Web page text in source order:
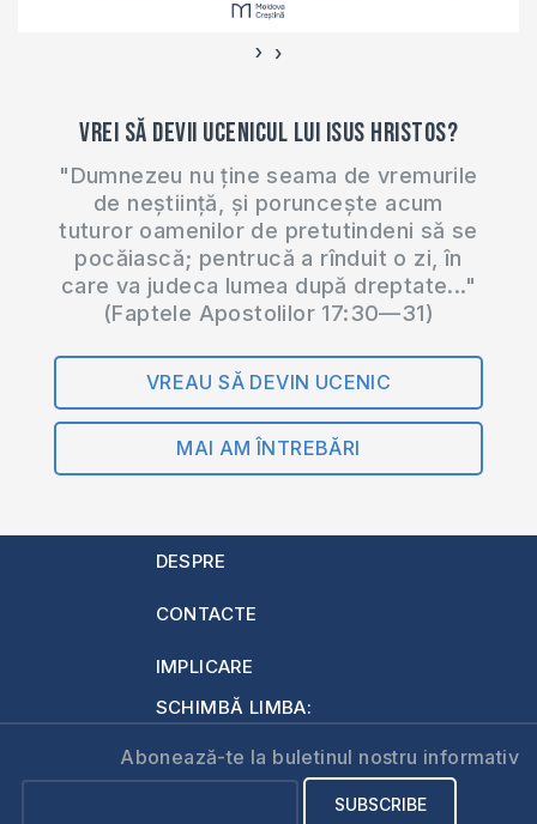
‹ ›
Vrei să devii ucenicul lui Isus Hristos?
"Dumnezeu nu ține seama de vremurile
de neștiință, și poruncește acum
tuturor oamenilor de pretutindeni să se
pocăiască; pentrucă a rînduit o zi, în
care va judeca lumea după dreptate..."
(Faptele Apostolilor 17:30—31)
VREAU SĂ DEVIN UCENIC
MAI AM ÎNTREBĂRI
DESPRE
CONTACTE
IMPLICARE
SCHIMBĂ LIMBA:
Abonează-te la buletinul nostru informativ